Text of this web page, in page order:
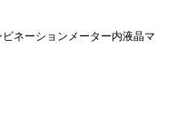
ネーションメーター内液晶マ